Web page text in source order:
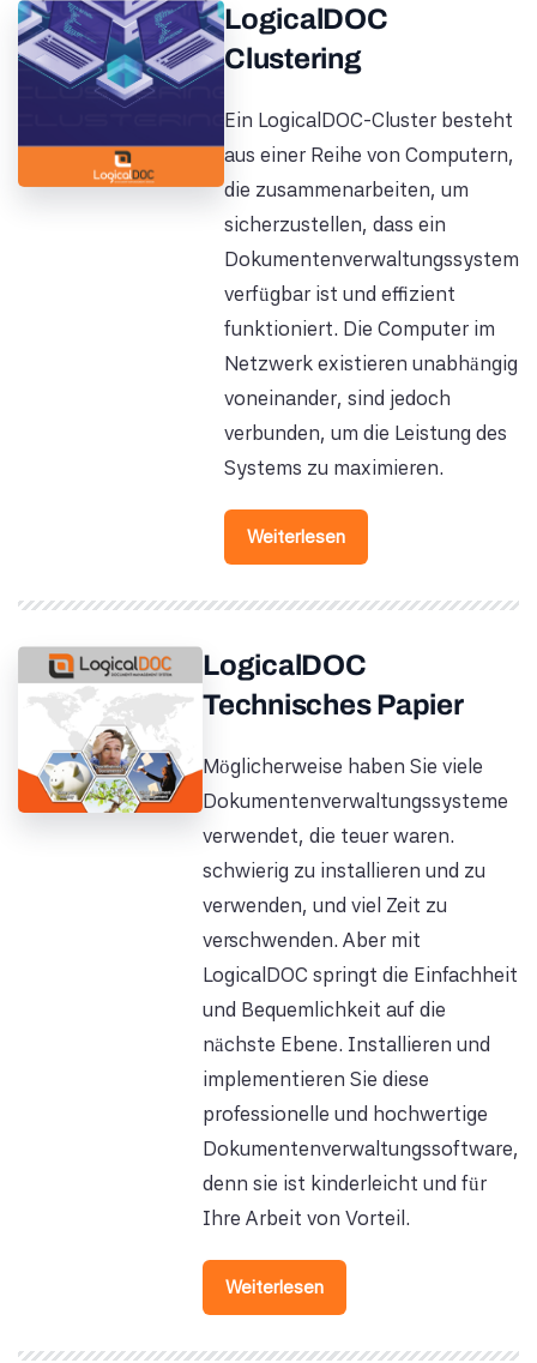
LogicalDOC
Clustering
Ein LogicalDOC-Cluster besteht
aus einer Reihe von Computern,
die zusammenarbeiten, um
sicherzustellen, dass ein
Dokumentenverwaltungssystem
verfügbar ist und effizient
funktioniert. Die Computer im
Netzwerk existieren unabhängig
voneinander, sind jedoch
verbunden, um die Leistung des
Systems zu maximieren.
Weiterlesen
LogicalDOC
Technisches Papier
Möglicherweise haben Sie viele
Dokumentenverwaltungssysteme
verwendet, die teuer waren.
schwierig zu installieren und zu
verwenden, und viel Zeit zu
verschwenden. Aber mit
LogicalDOC springt die Einfachheit
und Bequemlichkeit auf die
nächste Ebene. Installieren und
implementieren Sie diese
professionelle und hochwertige
Dokumentenverwaltungssoftware,
denn sie ist kinderleicht und für
Ihre Arbeit von Vorteil.
Weiterlesen